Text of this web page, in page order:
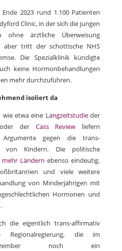
2023 rund 1.100 Patienten
Clinic, in der sich die jungen
ohne ärztliche Überweisung
aber tritt der schottische NHS
Die Spezialklinik kündigte
keine Hormonbehandlungen
mehr durchzuführen.
isoliert da
wie etwa eine Langzeitstudieder
oder der Cass Review liefern
Argumente gegen die trans-
von Kindern. Die politische
Ländern ebenso eindeutig.
und viele weitere
von Minderjährigen mit
Hormonen und
die eigentlich trans-affirmativ
Regionalregierung, die im
noch ein